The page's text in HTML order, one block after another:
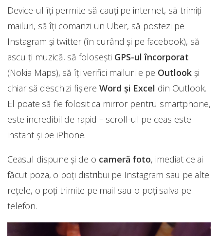
Device-ul îți permite să cauți pe internet, să trimiți
mailuri, să îți comanzi un Uber, să postezi pe
Instagram și twitter (în curând și pe facebook), să
asculți muzică, să folosești GPS-ul încorporat
(Nokia Maps), să îți verifici mailurile pe Outlookși
chiar să deschizi fișiere Word și Excel din Outlook.
El poate să fie folosit ca mirror pentru smartphone,
este incredibil de rapid – scroll-ul pe ceas este
instant și pe iPhone.
Ceasul dispune și de o cameră foto, imediat ce ai
făcut poza, o poți distribui pe Instagram sau pe alte
rețele, o poți trimite pe mail sau o poți salva pe
telefon.